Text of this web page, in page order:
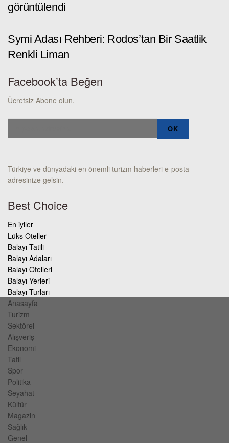
görüntülendi
Symi Adası Rehberi: Rodos’tan Bir Saatlik
Renkli Liman
Facebook’ta Beğen
Ücretsiz Abone olun.
Türkiye ve dünyadaki en önemli turizm haberleri e-posta
adresinize gelsin.
Best Choice
En iyiler
Lüks Oteller
Balayı Tatili
Balayı Adaları
Balayı Otelleri
Balayı Yerleri
Balayı Turları
Anasayfa
Turizm
Sektörel
Alışveriş
Ekonomi
Tatil
Spor
Politika
Seyahat
Kültür
Magazin
Sağlık
Genel